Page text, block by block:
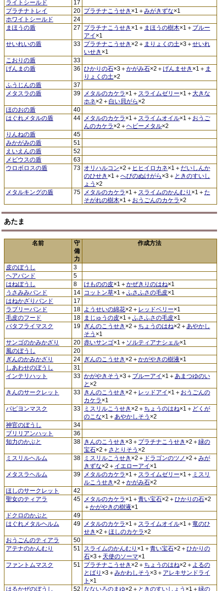
ライトシールド
17
プラチナトレイ
20 プラチナこうせき ×1＋みがきずな×1
ホワイトシールド
24
まほうの盾
27 プラチナこうせき ×1＋ まほうの樹木×1＋ ブルー
アイ ×1
せいれいの盾
33 プラチナこうせき ×2＋ まりょくの土×3＋せいれ
いせき ×1
こおりの盾
33
げんまの盾
36 ひかりの石×3＋かがみ石×2＋げんませき ×1＋ ま
りょくの土×2
ふうじんの盾
37
メタスラの盾
39 メタルのカケラ ×1＋ スライムゼリー×1＋大きな
ホネ×2＋白い貝がら ×2
ほのおの盾
40
はぐれメタルの盾
44 メタルのカケラ ×1＋ スライムオイル×1＋ おうご
んのカケラ ×2＋ヘビーメタル×2
りんねの盾
45
みかがみの盾
51
えいえんの盾
52
メビウスの盾
63
ウロボロスの盾
73 オリハルコン×2＋ ヒヒイロカネ×1＋だいしんか
のひせき ×1＋へびのぬけがら ×3＋ ときのすいし
ょう ×2
メタルキングの盾
75 メタルのカケラ ×1＋ スライムのかんむり ×1＋た
そがれの樹木×1＋ おうごんのカケラ ×2
あたま
名前
守
備
力
作成方法
皮のぼうし
3
ヘアバンド
5
はねぼうし
8 けものの皮×1＋かぜきりのはね×1
うさみみバンド
14 コットン草×1＋ふさふさの毛皮×1
はねかざりバンド
17
ラブリーバンド
18 ようせいの綿花×2＋ レッドベリー×1
毛皮のフード
18 まじゅうの皮×1＋ふさふさの毛皮×1
バタフライマスク
19 ぎんのこうせき ×2＋ ちょうのはね×2＋あやかし
そう ×1
サンゴのかみかざり
20 赤いサンゴ×1＋ ソルティアナシェル×1
風のぼうし
20
ぎんのかみかざり
24 ぎんのこうせき ×2＋かがやきの樹液×1
しあわせのぼうし
31
インテリハット
33 かがやきそう ×3＋ ブルーアイ ×1＋あまつゆのい
と ×2
きんのサークレット
33 きんのこうせき ×2＋ レッドアイ ×1＋ おうごんの
カケラ ×1
パピヨンマスク
33 ミスリルこうせき ×2＋ ちょうのはね×1＋ どくが
のこな×1＋あやかしそう ×2
神官のぼうし
34
ブリリアンハット
36
知力のかぶと
38 きんのこうせき ×3＋ プラチナこうせき ×2＋緑の
宝石×2＋ さとりそう ×2
ミスリルヘルム
38 ミスリルこうせき ×2＋ ドラゴンのツノ ×2＋みが
きずな×2＋ イエローアイ ×1
メタスラヘルム
39 メタルのカケラ ×1＋ スライムゼリー×1＋ ミスリ
ルこうせき ×2＋かがみ石×2
ほしのサークレット
42
聖女のティアラ
45 メタルのカケラ ×1＋青い宝石×2＋ひかりの石×2
＋かがやきの樹液×1
ドクロのかぶと
49
はぐれメタルヘルム
49 メタルのカケラ ×1＋ スライムオイル×1＋竜のひ
せき ×2＋ほしのカケラ ×2
おうごんのティアラ
50
アテナのかんむり
51 スライムのかんむり ×1＋青い宝石×2＋ひかりの
石×3＋ 天使のソーマ×1
ファントムマスク
51 プラチナこうせき ×2＋ ちょうのはね×2＋ よるの
とばり ×3＋みかわしそう ×3＋ アレキサンドライ
ト ×1
はるかぜのぼうし
52 なないろのまゆ×2＋ ときのすいしょう ×1＋緑の